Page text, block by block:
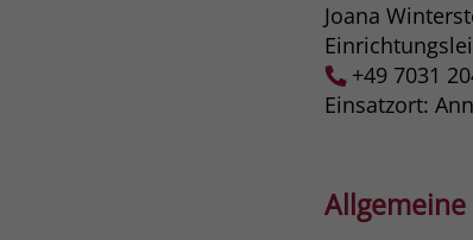
Joana
+49 7031
Einsatzort: